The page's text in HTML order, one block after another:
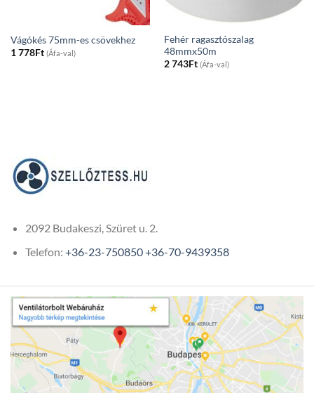
Vágókés 75mm-es csövekhez
1 778Ft (Áfa-val)
Fehér ragasztószalag
48mmx50m
2 743Ft (Áfa-val)
2092 Budakeszi, Szüret u. 2.
Telefon: +36-23-750850+36-70-9439358